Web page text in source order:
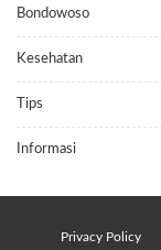
Bondowoso
Kesehatan
Tips
Informasi
Privacy Policy